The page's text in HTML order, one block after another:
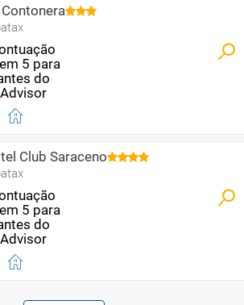
Contonera
Club Saraceno